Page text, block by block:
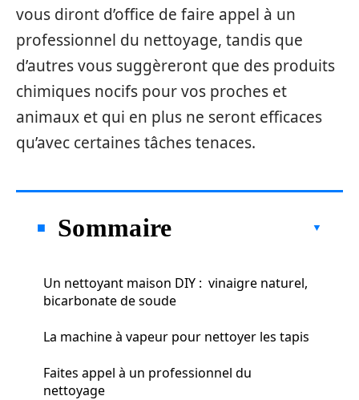
vous diront d’office de faire appel à un
professionnel du nettoyage, tandis que
d’autres vous suggèreront que des produits
chimiques nocifs pour vos proches et
animaux et qui en plus ne seront efficaces
qu’avec certaines tâches tenaces.
Sommaire
Un nettoyant maison DIY : vinaigre naturel,
bicarbonate de soude
La machine à vapeur pour nettoyer les tapis
Faites appel à un professionnel du
nettoyage